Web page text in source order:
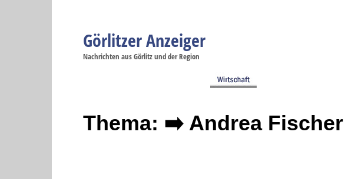
Görlitzer Anzeiger
Nachrichten aus Görlitz und der Region
Thema: ➡️ Andrea Fischer